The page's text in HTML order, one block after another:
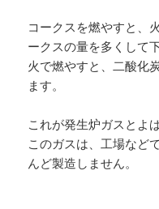
コークスを燃やすと、
ークスの量を多くして
火で燃やすと、二酸化
ます。
これが発生炉ガスとよ
このガスは、工場など
んど製造しません。